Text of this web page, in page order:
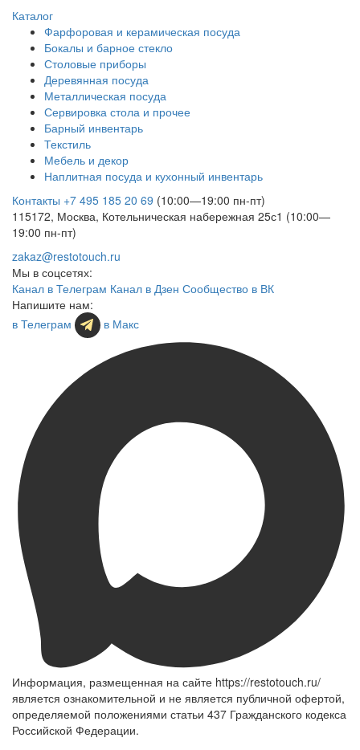
Каталог
Фарфоровая и керамическая посуда
Бокалы и барное стекло
Столовые приборы
Деревянная посуда
Металлическая посуда
Сервировка стола и прочее
Барный инвентарь
Текстиль
Мебель и декор
Наплитная посуда и кухонный инвентарь
Контакты +7 495 185 20 69 (10:00—19:00 пн-пт)
115172, Москва, Котельническая набережная 25с1 (10:00—
19:00 пн-пт)
zakaz@restotouch.ru
Мы в соцсетях:
Канал в Телеграм Канал в Дзен Сообщество в ВК
Напишите нам:
в Телеграм
в Макс
Информация, размещенная на сайте https://restotouch.ru/
является ознакомительной и не является публичной офертой,
определяемой положениями статьи 437 Гражданского кодекса
Российской Федерации.